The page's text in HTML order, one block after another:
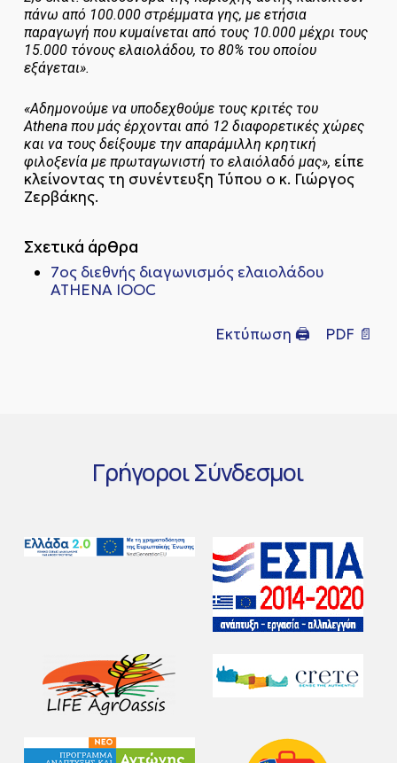
πάνω από 100.000 στρέμματα γης, με ετήσια
παραγωγή που κυμαίνεται από τους 10.000 μέχρι τους
15.000 τόνους ελαιολάδου, το 80% του οποίου
εξάγεται».
«Αδημονούμε να υποδεχθούμε τους κριτές του
Αthenaπου μάς έρχονται από 12 διαφορετικές χώρες
και να τους δείξουμε την απαράμιλλη κρητική
φιλοξενία με πρωταγωνιστή το ελαιόλαδό μας», είπε
κλείνοντας τη συνέντευξη Τύπου ο κ. Γιώργος
Ζερβάκης.
Σχετικά άρθρα
7ος διεθνής διαγωνισμός ελαιολάδου
ATHENA IOOC
Εκτύπωση 🖨 PDF 📄
ΓρήγοροιΣύνδεσμοι